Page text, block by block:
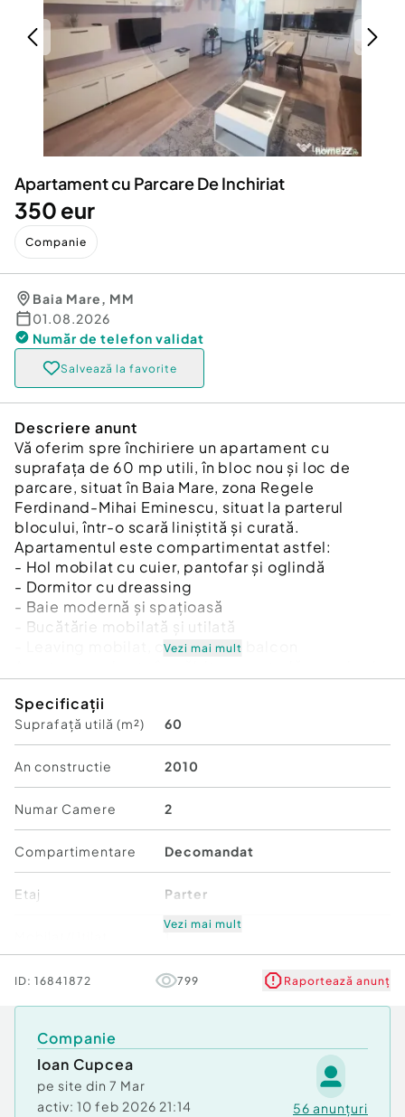
Servicii
Animale de companie
Afaceri și echipamente profesionale
Inchiriere Bunuri si Vehicule
Utilaje agricole si industriale
Piese auto si accesorii
Dacia Duster
Apartament cu Parcare De Inchiriat
350 eur
Companie
Baia Mare, MM
01.08.2026
Număr de telefon validat
Salvează la favorite
Descriere anunt
Vă oferim spre închiriere un apartament cu
suprafața de 60 mp utili, în bloc nou și loc de
parcare, situat în Baia Mare, zona Regele
Ferdinand-Mihai Eminescu, situat la parterul
blocului, într-o scară liniștită și curată.
Apartamentul este compartimentat astfel:
- Hol mobilat cu cuier, pantofar și oglindă
- Dormitor cu dreassing
- Baie modernă și spațioasă
- Bucătărie mobilată și utilată
- Leaving mobilat, cu ieșire pe balcon
A/C.
Pentru mai multe informații sau pentru a programa
o vizionare, vă rog să ne contactați telefonic sau
pe whatsapp. 0751094509
Confort:1
Tip imobil:Bloc de apartamente
Număr Băi: 1
Posibilitate parcare: Da
Nr. locuri parcare:
Vezi mai mult
Specificații
Suprafață utilă (m²) 60
An constructie 2010
Numar Camere 2
Compartimentare Decomandat
Etaj Parter
Număr niveluri imobil 2
Comfort
Vezi mai mult
ID: 16841872 799 Raportează anunț
Companie
Ioan Cupcea
pe site din 7 Mar
activ: 10 feb 2026 21:14 56 anunțuri